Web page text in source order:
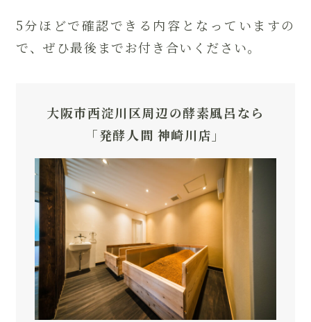
5分ほどで確認できる内容となっていますの
で、ぜひ最後までお付き合いください。
大阪市西淀川区周辺の酵素風呂なら
「発酵人間 神崎川店」